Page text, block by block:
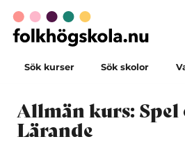
Sök kurser Sök skolor
Allmän kurs: Spel
Lärande